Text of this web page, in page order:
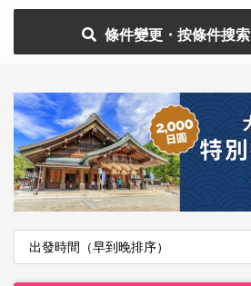
條件變更・按條件搜索